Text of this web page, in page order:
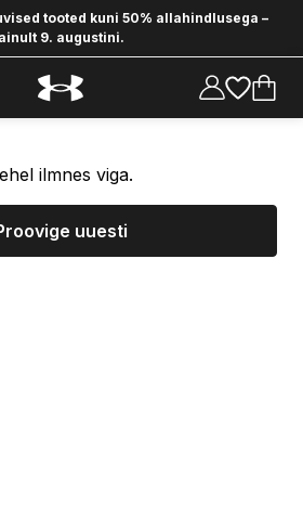
tooted kuni 50% allahindlusega –
ainult 9. augustini.
ilmnes viga.
uuesti